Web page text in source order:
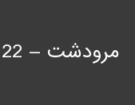
مرودشت – 22 بهمن شمالی